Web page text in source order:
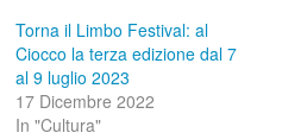
Torna il Limbo Festival: al
Ciocco la terza edizione dal 7
al 9 luglio 2023
17 Dicembre 2022
In "Cultura"